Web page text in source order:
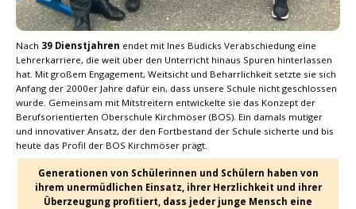
Nach 39 Dienstjahren endet mit Ines Budicks Verabschiedung eine
Lehrerkarriere, die weit über den Unterricht hinaus Spuren hinterlassen
hat. Mit großem Engagement, Weitsicht und Beharrlichkeit setzte sie sich
Anfang der 2000er Jahre dafür ein, dass unsere Schule nicht geschlossen
wurde. Gemeinsam mit Mitstreitern entwickelte sie das Konzept der
Berufsorientierten Oberschule Kirchmöser (BOS). Ein damals mutiger
und innovativer Ansatz, der den Fortbestand der Schule sicherte und bis
heute das Profil der BOS Kirchmöser prägt.
Generationen von Schülerinnen und Schülern haben von
ihrem unermüdlichen Einsatz, ihrer Herzlichkeit und ihrer
Überzeugung profitiert, dass jeder junge Mensch eine